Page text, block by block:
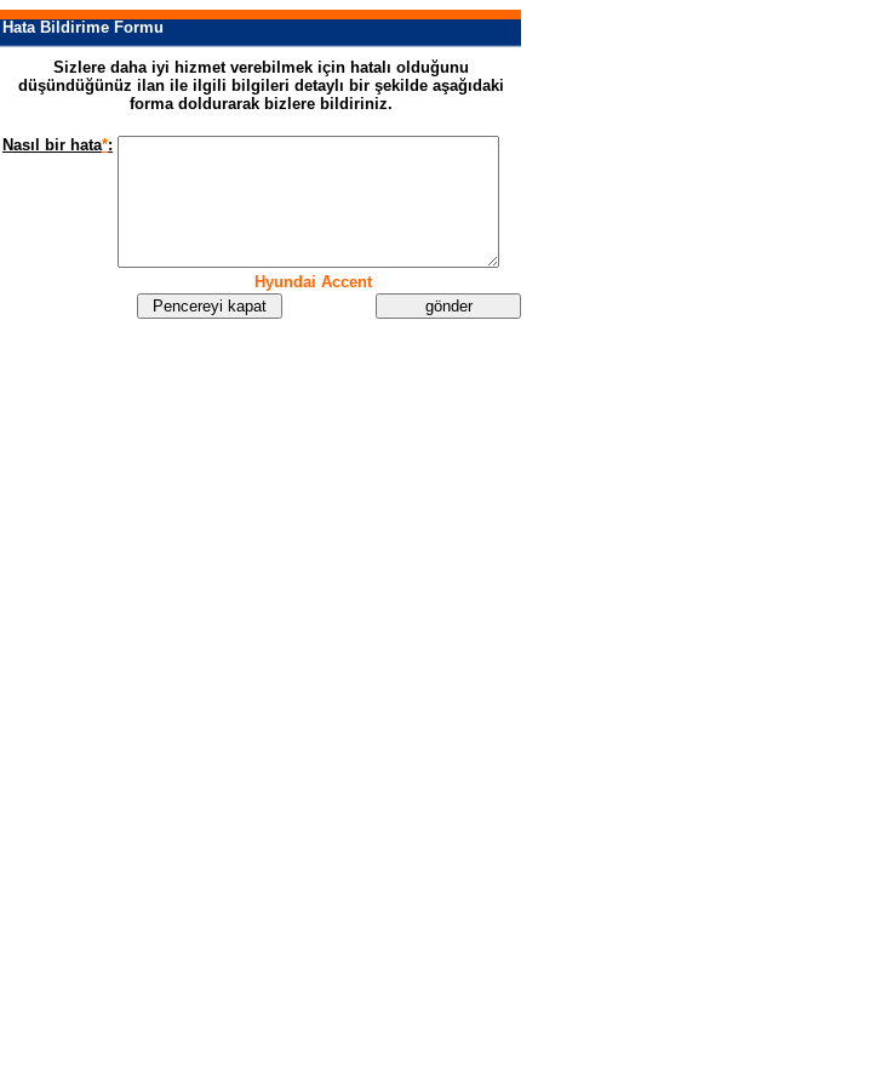
Hata Bildirime Formu
Sizlere daha iyi hizmet verebilmek için hatalı olduğunu
düşündüğünüz ilan ile ilgili bilgileri detaylı bir şekilde aşağıdaki
forma doldurarak bizlere bildiriniz.
Nasıl bir hata*:
Hyundai Accent